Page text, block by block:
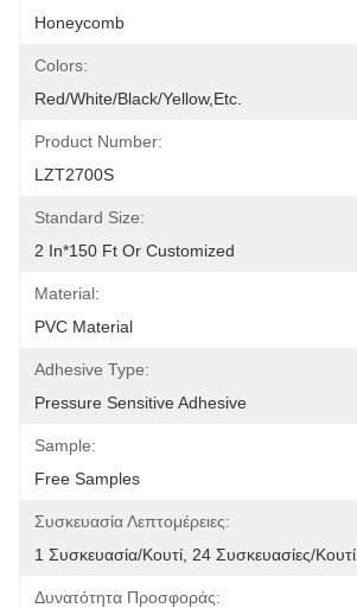
Honeycomb
Colors:
Red/white/black/yellow,etc.
Product Number:
LZT2700S
Standard Size:
2 In*150 Ft Or Customized
Material:
PVC Material
Adhesive Type:
Pressure Sensitive Adhesive
Sample:
Free Samples
Συσκευασία Λεπτομέρειες:
1 Συσκευασία/κουτί, 24 Συσκευασίες/κουτί
Δυνατότητα Προσφοράς: